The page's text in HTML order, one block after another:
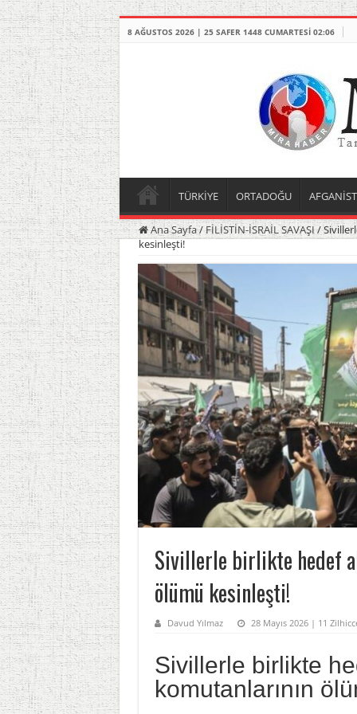
8 AĞUSTOS 2026 | 25 SAFER 1448 CUMARTESI 02:06
TÜRKİYE ORTADOĞU
Ana Sayfa/FİLİSTİN-İSRAİL SAVAŞI/
kesinleşti!
Sivillerle birlikte hedef
ölümü kesinleşti!
Davud Yılmaz 28 Mayıs 2026 | 11
Sivillerle birlikte
komutanlarının